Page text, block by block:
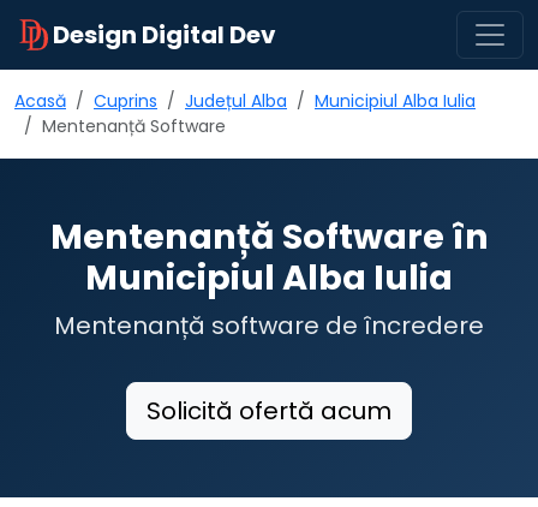
Design Digital Dev
Acasă Cuprins Județul Alba
Municipiul Alba Iulia
Mentenanță Software
Mentenanță Software în
Municipiul Alba Iulia
Mentenanță software de încredere
Solicită ofertă acum